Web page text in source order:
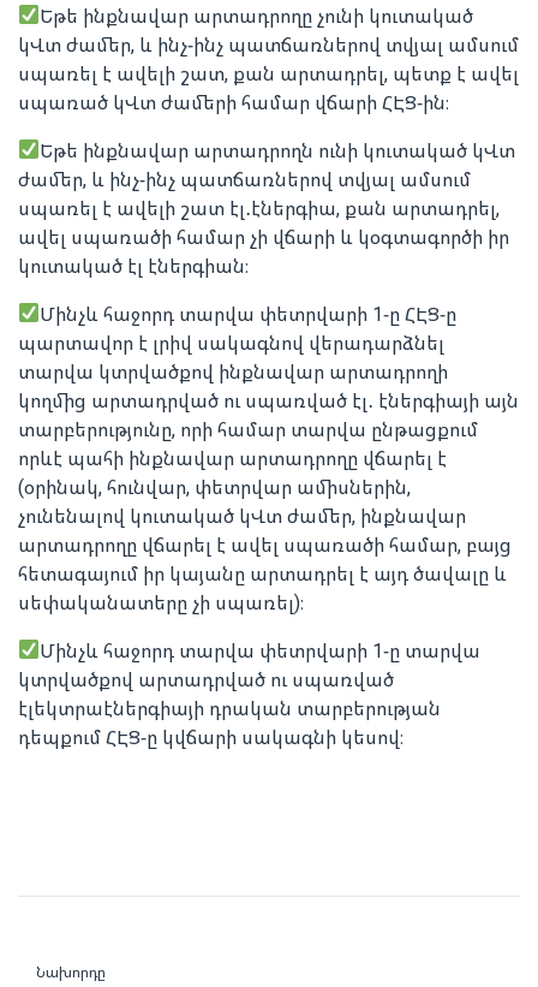
Եթե ինքնավար արտադրողը չունի կուտակած
կՎտ ժամեր, և ինչ-ինչ պատճառներով տվյալ ամսում
սպառել է ավելի շատ, քան արտադրել, պետք է ավել
սպառած կՎտ ժամերի համար վճարի ՀԷՑ-ին։
Եթե ինքնավար արտադրողն ունի կուտակած կՎտ
ժամեր, և ինչ-ինչ պատճառներով տվյալ ամսում
սպառել է ավելի շատ էլ․էներգիա, քան արտադրել,
ավել սպառածի համար չի վճարի և կօգտագործի իր
կուտակած էլ էներգիան։
Մինչև հաջորդ տարվա փետրվարի 1-ը ՀԷՑ-ը
պարտավոր է լրիվ սակագնով վերադարձնել
տարվա կտրվածքով ինքնավար արտադրողի
կողմից արտադրված ու սպառված էլ․ էներգիայի այն
տարբերությունը, որի համար տարվա ընթացքում
որևէ պահի ինքնավար արտադրողը վճարել է
(օրինակ, հունվար, փետրվար ամիսներին,
չունենալով կուտակած կՎտ ժամեր, ինքնավար
արտադրողը վճարել է ավել սպառածի համար, բայց
հետագայում իր կայանը արտադրել է այդ ծավալը և
սեփականատերը չի սպառել)։
Մինչև հաջորդ տարվա փետրվարի 1-ը տարվա
կտրվածքով արտադրված ու սպառված
էլեկտրաէներգիայի դրական տարբերության
դեպքում ՀԷՑ-ը կվճարի սակագնի կեսով։
Նախորդը